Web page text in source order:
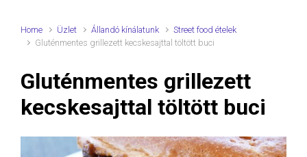
Home Üzlet Állandó kínálatunk
Street food ételek
Gluténmentes grillezett kecskesajttal töltött buci
Gluténmentes grillezett
kecskesajttal töltött buci